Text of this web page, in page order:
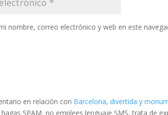
nombre, correo electrónico y web en este
en relación con Barcelona, divertida y
SPAM, no emplees lenguaje SMS, trata de